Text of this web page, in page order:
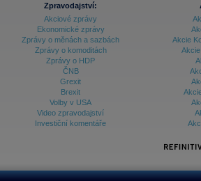
Zpravodajství:
Akciové zprávy
Ekonomické zprávy
Zprávy o měnách a sazbách
Zprávy o komoditách
Zprávy o HDP
ČNB
Grexit
Brexit
Volby v USA
Video zpravodajství
Investiční komentáře
Akcie